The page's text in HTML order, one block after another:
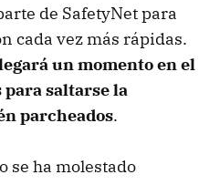
de SafetyNet para
cada vez más rápidas.
un momento en el
para saltarse la
parcheados.
se ha molestado